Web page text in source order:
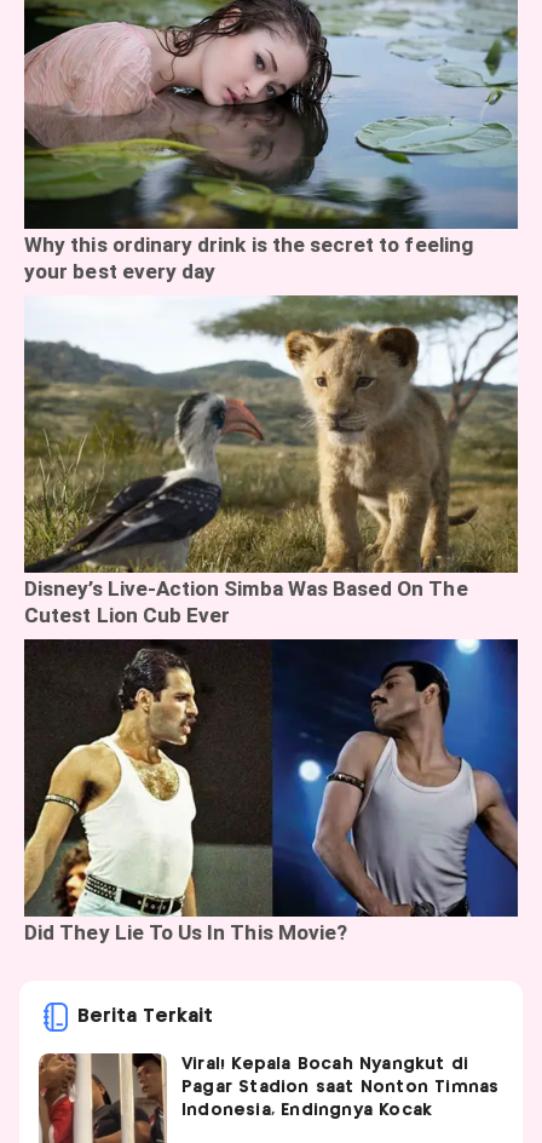
Berita Terkait
Viral! Kepala Bocah Nyangkut di
Pagar Stadion saat Nonton Timnas
Indonesia, Endingnya Kocak